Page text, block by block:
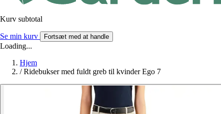
Kurv subtotal
Se min kurv Fortsæt med at handle
Loading...
Hjem
/ Ridebukser med fuldt greb til kvinder Ego 7